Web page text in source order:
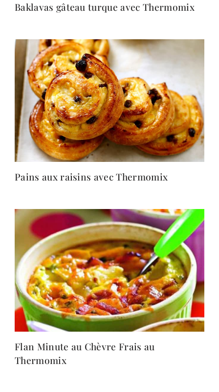
Baklavas gâteau turque avec Thermomix
Pains aux raisins avec Thermomix
Flan Minute au Chèvre Frais au
Thermomix